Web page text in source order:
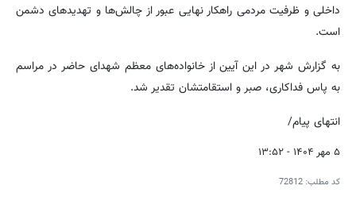
داخلی و ظرفیت مردمی راهکار نهایی عبور از چالش‌ها و تهدیدهای دشمن
است.
به گزارش شهر در این آیین از خانواده‌های معظم شهدای حاضر در مراسم
به پاس فداکاری، صبر و استقامتشان تقدیر شد.
انتهای پیام/
۵ مهر ۱۴۰۴ - ۱۳:۵۲
کد مطلب: 72812